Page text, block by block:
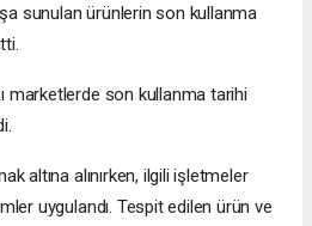
sunulan ürünlerin son kullanma
marketlerde son kullanma tarihi
altına alınırken, ilgili işletmeler
uygulandı. Tespit edilen ürün ve